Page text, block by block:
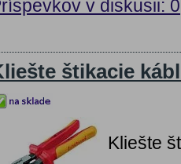
v diskusii: 0
štikacie
Kliešte